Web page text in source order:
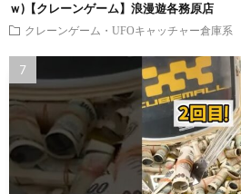
ｗ)【クレーンゲーム】浪漫遊各務原店
クレーンゲーム・UFOキャッチャー倉庫系